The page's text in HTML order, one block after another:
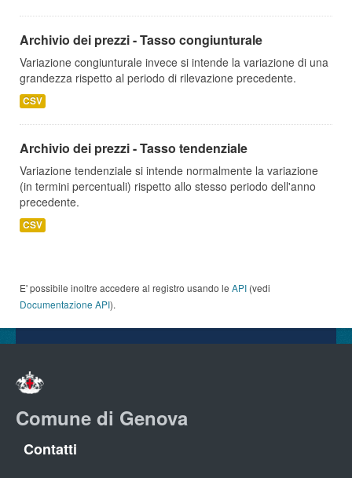
Archivio dei prezzi - Tasso congiunturale
Variazione congiunturale invece si intende la variazione di una
grandezza rispetto al periodo di rilevazione precedente.
CSV
Archivio dei prezzi - Tasso tendenziale
Variazione tendenziale si intende normalmente la variazione
(in termini percentuali) rispetto allo stesso periodo dell'anno
precedente.
CSV
E' possibile inoltre accedere al registro usando le API (vedi
Documentazione API).
Comune di Genova
Contatti